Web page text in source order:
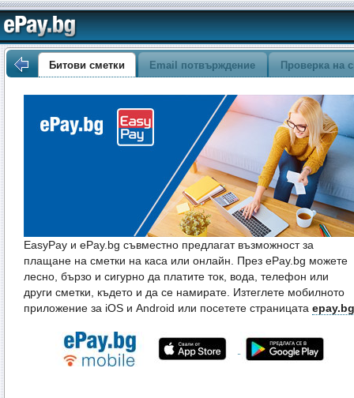
Битови сметки Email потвърждение Проверка на
EasyPay и ePay.bg съвместно предлагат възможност за
плащане на сметки на каса или онлайн. През ePay.bg можете
лесно, бързо и сигурно да платите ток, вода, телефон или
други сметки, където и да се намирате. Изтеглете мобилното
приложение за iOS и Android или посетете страницата